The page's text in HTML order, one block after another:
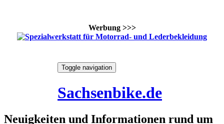
Werbung >>>
Toggle navigation
Sachsenbike.de
Neuigkeiten und Informationen rund um